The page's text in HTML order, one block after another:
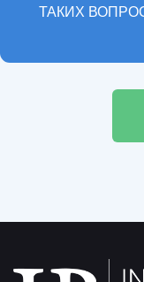
ТАКИХ